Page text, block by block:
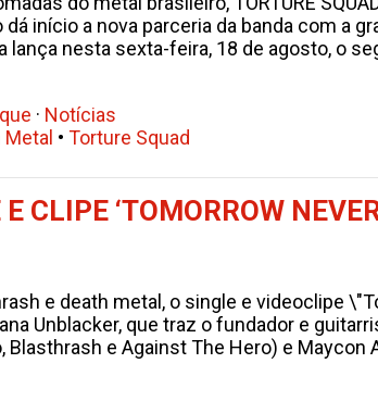
dá início a nova parceria da banda com a
lança nesta sexta-feira, 18 de agosto, o
· Notícias
• Torture Squad
CLIPE ‘TOMORROW
e death metal, o single e videoclipe
Unblacker, que traz o fundador e
Blasthrash e Against The Hero) e